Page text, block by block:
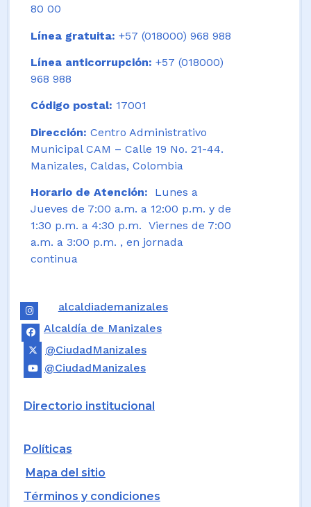
80 00
Línea gratuita: +57 (018000) 968 988
Línea anticorrupción: +57 (018000)
968 988
Código postal: 17001
Dirección: Centro Administrativo
Municipal CAM – Calle 19 No. 21-44.
Manizales, Caldas, Colombia
Horario de Atención: Lunes a
Jueves de 7:00 a.m. a 12:00 p.m. y de
1:30 p.m. a 4:30 p.m. Viernes de 7:00
a.m. a 3:00 p.m. , en jornada
continua
alcaldiademanizales
Alcaldía de Manizales
@CiudadManizales
@CiudadManizales
Directorio institucional
Políticas
Mapa del sitio
Términos y condiciones